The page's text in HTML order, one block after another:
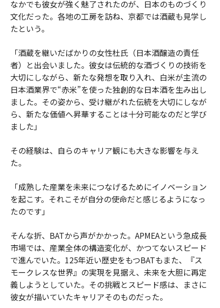
なかでも彼女が強く魅了されたのが、日本のものづくり
文化だった。各地の工房を訪ね、京都では酒蔵も見学し
たという。
「酒蔵を継いだばかりの女性杜氏（日本酒醸造の責任
者）と出会いました。彼女は伝統的な酒づくりの技術を
大切にしながら、新たな発想を取り入れ、白米が主流の
日本酒業界で“赤米”を使った独創的な日本酒を生み出し
ました。その姿から、受け継がれた伝統を大切にしなが
ら、新たな価値へ昇華することは十分可能なのだと学び
ました」
その経験は、自らのキャリア観にも大きな影響を与え
た。
「成熟した産業を未来につなげるためにイノベーション
を起こす。それこそが自分の使命だと感じるようになっ
たのです」
そんな折、BATから声がかかった。APMEAという急成長
市場では、産業全体の構造変化が、かつてないスピード
で進んでいた。125年近い歴史をもつBATもまた、『ス
モークレスな世界』の実現を見据え、未来を大胆に再定
義しようとしていた。その挑戦とスピード感は、まさに
彼女が描いていたキャリアそのものだった。